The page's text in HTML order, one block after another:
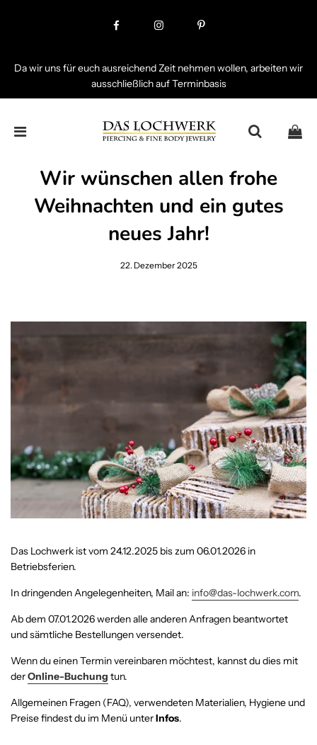
Da wir uns für euch ausreichend Zeit nehmen wollen, arbeiten wir
ausschließlich auf Terminbasis
Wir wünschen allen frohe
Weihnachten und ein gutes
neues Jahr!
22. Dezember 2025
Das Lochwerk ist vom 24.12.2025 bis zum 06.01.2026 in
Betriebsferien.
In dringenden Angelegenheiten, Mail an: info@das-lochwerk.com.
Ab dem 07.01.2026 werden alle anderen Anfragen beantwortet
und sämtliche Bestellungen versendet.
Wenn du einen Termin vereinbaren möchtest, kannst du dies mit
derOnline-Buchung tun.
Allgemeinen Fragen (FAQ), verwendeten Materialien, Hygiene und
Preise findest du im Menü unterInfos.